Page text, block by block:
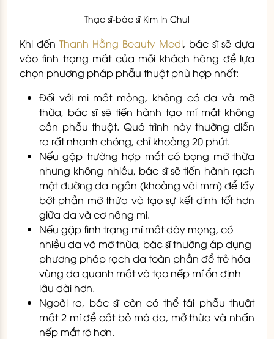
Thạc sĩ-bác sĩ Kim In Chul
Khi đến Thanh Hằng Beauty Medi, bác sĩ sẽ dựa
vào tình trạng mắt của mỗi khách hàng để lựa
chọn phương pháp phẫu thuật phù hợp nhất:
Đối với mi mắt mỏng, không có da và mỡ
thừa, bác sĩ sẽ tiến hành tạo mí mắt không
cần phẫu thuật. Quá trình này thường diễn
ra rất nhanh chóng, chỉ khoảng 20 phút.
Nếu gặp trường hợp mắt có bọng mỡ thừa
nhưng không nhiều, bác sĩ sẽ tiến hành rạch
một đường da ngắn (khoảng vài mm) để lấy
bớt phần mỡ thừa và tạo sự kết dính tốt hơn
giữa da và cơ nâng mi.
Nếu gặp tình trạng mí mắt dày mọng, có
nhiều da và mỡ thừa, bác sĩ thường áp dụng
phương pháp rạch da toàn phần để trẻ hóa
vùng da quanh mắt và tạo nếp mí ổn định
lâu dài hơn.
Ngoài ra, bác sĩ còn có thể tái phẫu thuật
mắt 2 mí để cắt bỏ mô da, mở thừa và nhấn
nếp mắt rõ hơn.